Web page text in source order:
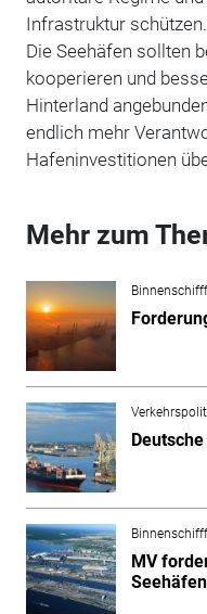
Infrastruktur
Die Seehäfen sollten
kooperieren und
Hinterland
endlich mehr
Hafeninvestitionen
Mehr zum
MV
Seehäfen